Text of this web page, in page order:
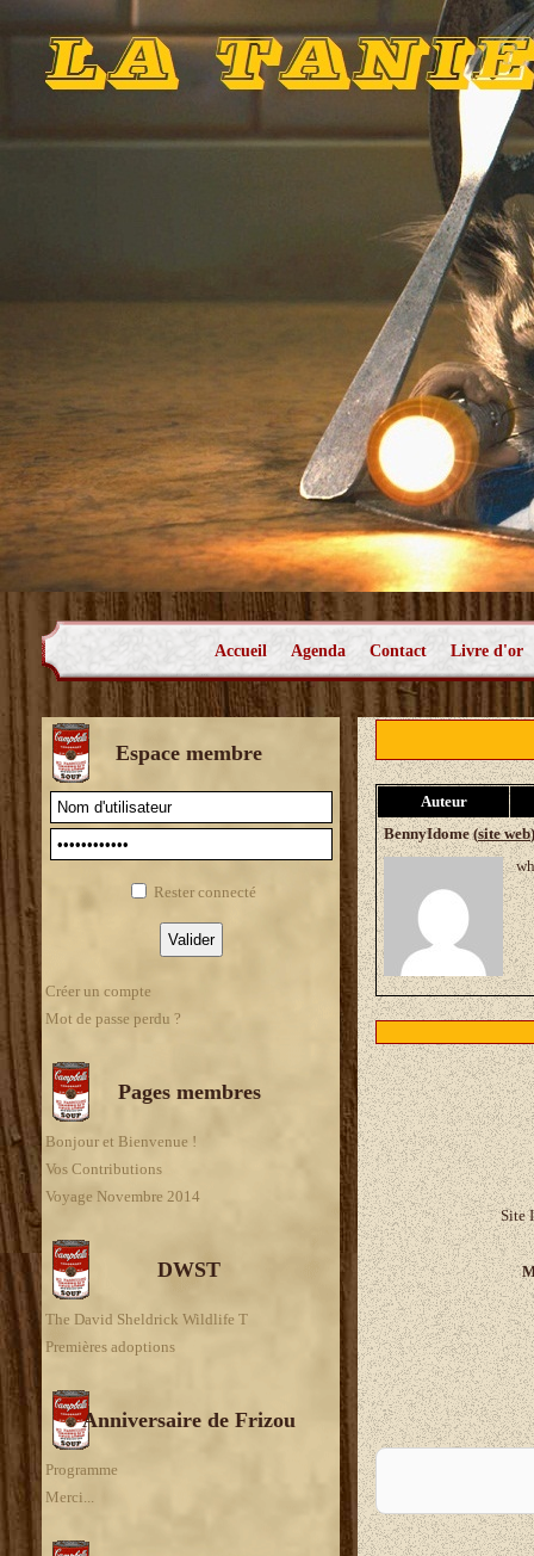
Accueil Agenda Contact Livre d'or
Espace membre
Rester connecté
Créer un compte
Mot de passe perdu ?
Pages membres
Bonjour et Bienvenue !
Vos Contributions
Voyage Novembre 2014
DWST
The David Sheldrick Wildlife T
Premières adoptions
Anniversaire de Frizou
Programme
Merci...
Auteur
BennyIdome (site web)
Site